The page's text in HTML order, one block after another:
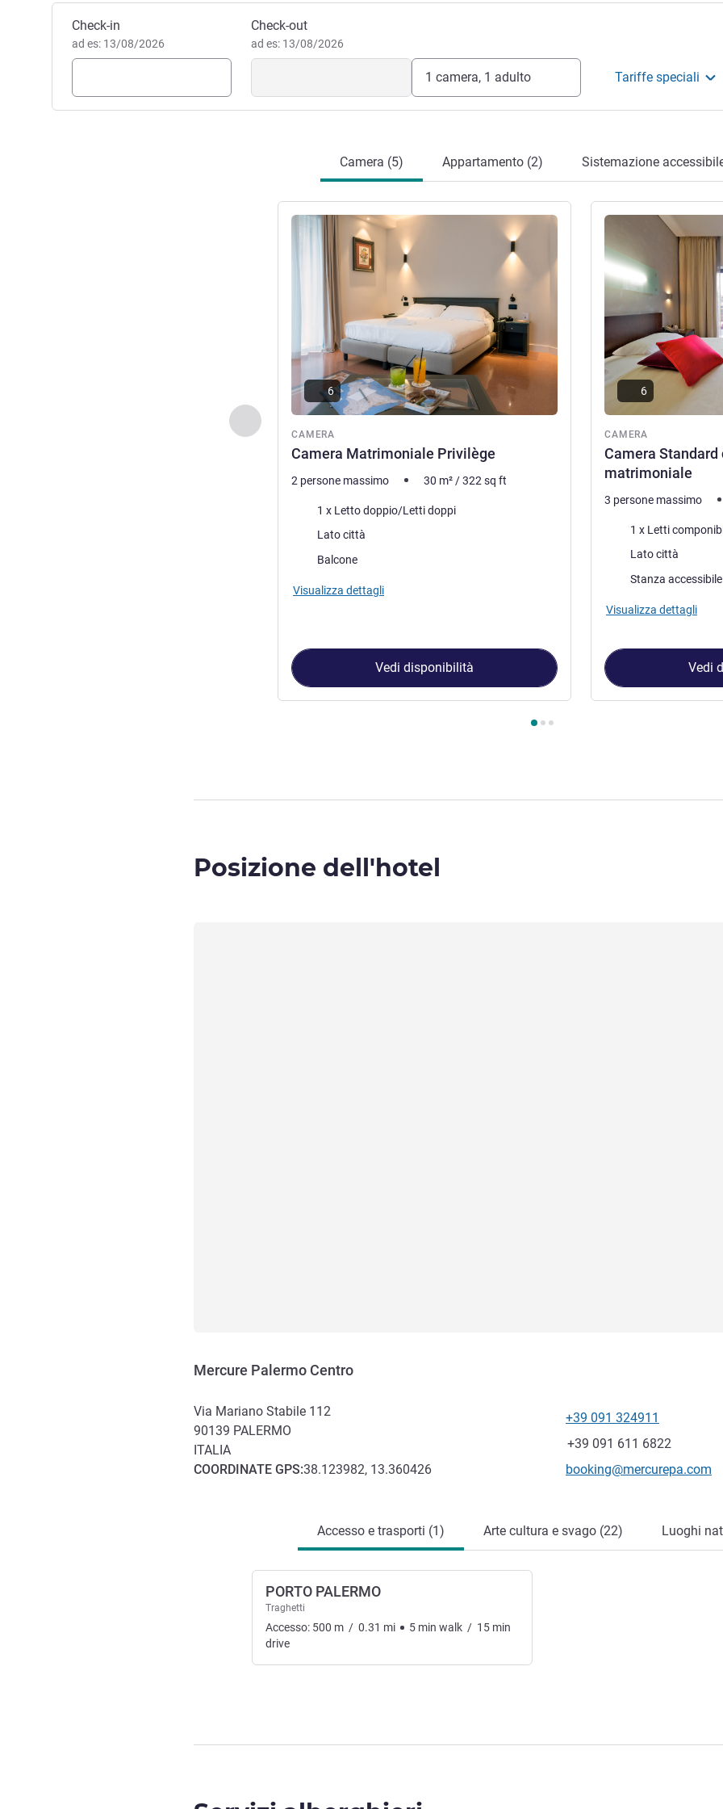
Andrea Stancato, Gestione hotel
Prenota questo hotel
Check-in
ad es: 13/08/2026
Check-out
ad es: 13/08/2026
1 camera, 1 adulto Tariffe speciali
Camera (5) Appartamento (2) Sistemazione
Precedente - Camera
CAMERA
Camera Matrimoniale Privilège
Visualizza dettagli
6
2 persone massimo 30 m² /322 sq ft
Biancheria da letto
1 x Letto doppio/Letti doppi
Vista:Lato città
Più alloggi:
Balcone
Visualizza dettagli
Vedi disponibilità
CAMERA
Camera Standard
matrimoniale
Visualizza dettagli
6
3 persone massimo
Biancheria da letto
1 x Letti
Vista:Lato città
Stanza accessibile
Visualizza dettagli
Vedi
Posizione dell'hotel
Mercure Palermo Centro
Via Mariano Stabile 112
90139 PALERMO
ITALIA
COORDINATE GPS:38.123982, 13.360426
Telefono
+39 091 324911
Fax
+39 091 611 6822
E-mail di contatto
booking@mercurepa.com
Accesso e trasporti (1) Arte cultura e svago (22) Luoghi
PORTO PALERMO
Traghetti
Accesso: 500 m / 0.31 mi 5 min walk / 15 min
drive